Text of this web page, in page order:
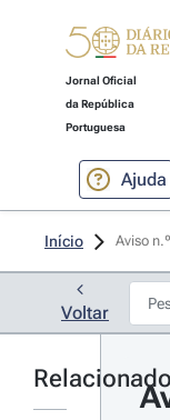
Jornal Oficial
da República
Portuguesa
Ajuda
Início Aviso
Voltar